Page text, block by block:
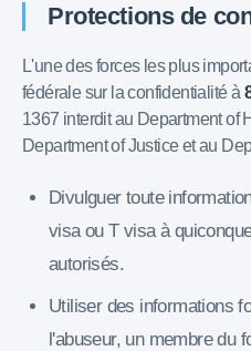
Protections de
L'une des forces les plus
fédérale sur la confidentialité à
1367 interdit au Department of
Department of Justice et au
Divulguer toute
visa ou T visa à
autorisés.
Utiliser des informations
l'abuseur, un membre du